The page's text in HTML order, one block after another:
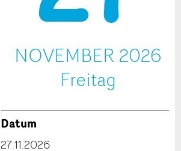
Freitag
NOVEMBER 2026
Datum
27.11.2026